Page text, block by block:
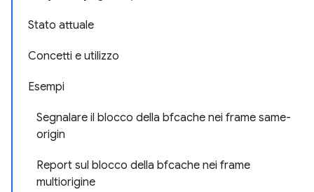
Stato attuale
Concetti e utilizzo
Esempi
Segnalare il blocco della bfcache nei frame same-
origin
Report sul blocco della bfcache nei frame
multiorigine